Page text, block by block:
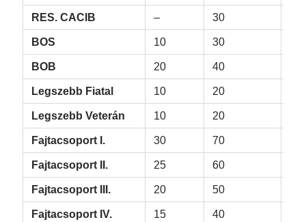
RES. CACIB – 30
BOS 10 30
BOB 20 40
Legszebb Fiatal 10 20
Legszebb Veterán 10 20
Fajtacsoport I. 30 70
Fajtacsoport II. 25 60
Fajtacsoport III. 20 50
Fajtacsoport IV. 15 40